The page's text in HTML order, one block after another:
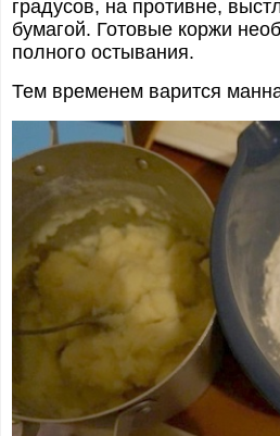
градусов, на противне,
бумагой. Готовые коржи
полного остывания.
Тем временем варится